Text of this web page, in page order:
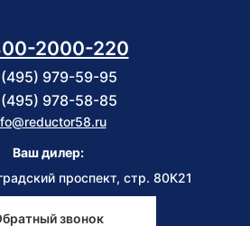
2000-220
979-59-95
978-58-85
Ваш дилер:
проспект, стр. 80К21
звонок